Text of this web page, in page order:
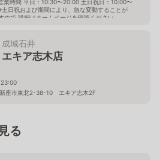
業時間 平日：10:30〜20:00 土日祝日：10:00〜
日祝および期間により、急な変動することが
ので 詳細はホームページを確認ください
成城石井
エキア志木店
座市東北2-38-10 エキア志木2F
る